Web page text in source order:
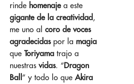
rinde homenajea este
gigante de la creatividad ,
me uno al coro de voces
agradecidaspor la magia
que Toriyama trajo a
nuestrasvidas. “Dragon
Ball ” y todo lo queAkira